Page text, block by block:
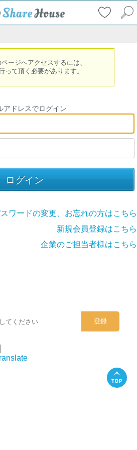
ージへアクセスするには、
って頂く必要があります。
アドレスでログイン
ワードの変更、お忘れの方はこちら
新規会員登録はこちら
企業のご担当者様はこちら